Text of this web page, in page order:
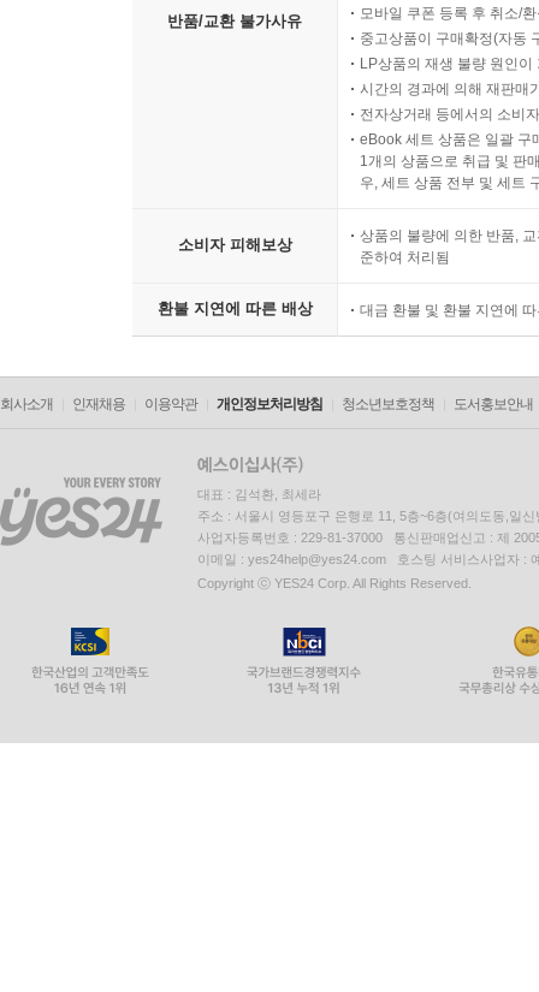
반품/교환 불가사유
모바일 쿠폰 등록 후 취소/
중고상품이 구매확정(자동
LP상품의 재생 불량 원인
시간의 경과에 의해 재판매
전자상거래 등에서의 소비
eBook 세트 상품은 일괄 구
1개의 상품으로 취급 및 판
우, 세트 상품 전부 및 세트
소비자 피해보상
상품의 불량에 의한 반품,
준하여 처리됨
환불 지연에 따른 배상 대금 환불 및 환불 지연에
회사소개 인재채용 이용약관 개인정보처리방침 청소년보호정책 도서홍보안내
대표 : 김석환, 최세라
주소 : 서울시 영등포구 은행로 11, 5층~6층(여의도동,일신
사업자등록번호 : 229-81-37000 통신판매업신고 : 제
이메일 : yes24help@yes24.com 호스팅 서비스사업자 :
Copyright ⓒ YES24 Corp. All Rights Reserved.